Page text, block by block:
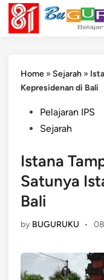
Skip
content
Home » Sejarah »
Kepresidenan di Bali
PostedPelajaran IPS
Sejarah
Istana
Satunya
Bali
by BUGURUKU •